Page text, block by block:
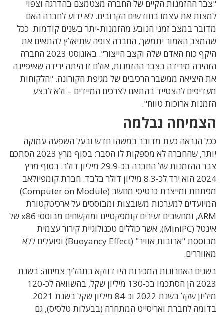
"צבר ההזמנות הקיים של החברה מצטמצם בהדרגה וצפוי
למצות את עצמו בחודשים הקרובים. לא ידוע לחברה האם
מדובר במצב זמני הנובע מהזמנות-יתר בשנים קודמות. ככל
שהמצב האמור יתמשך, החברה צופה שתיאלץ להתאים את
היקף כוח האדם שלה וקצב הייצור". באוגוסט 2023 החברה
הזהירה מירידה בצבר ההזמנות, אולם זו היתה ירידה שאיפיינה
את היציאה ממשבר הרכיבים של מגיפת הקורונה. "הלקוחות
מעדיפים להצטייד בהתאם לצרכים המיידים – ולא לבצע
הזמנות ארוכות טווח".
הצמיחה נבלמה
ככל הנראה כעת מדובר במשהו חדש ובעל השפעה עמוקה
יותר, שהחברה לא מספקות לו הסבר: בסוף מרץ 2023 הסתכם
צבר ההזמנות של החברה בכ-29.9 מיליון דולר. בסוף מרץ
2024 הוא ירד לכ-8.3 מיליון דולר בלבד. חברת קומפיולאב
מפתחת ומייצרת כרטיסי מחשב (Computer on Module)
המיועדים למערכות משובצות ומבוססים על ארכיטקטורת
ARM, ומחשבים זעירים קומפקטיים ומוקשחים מבוססי x86 של
אינטל (MiniPC), אשר כוללים טכנולוגיית קירור עצמית
מבוססת "ארובות אוויר" (Buoyancy Effect) ופועלים ללא
מאווררים.
בשנים האחרונות המכירות היו דווקא בתהליך צמיחה: בשנת
2023 הן הסתכמו בכ-130 מיליון שקל, בהשוואה לכ-120
מיליון שקל בשנת 2022 וכ-84 מיליון שקל בשנת 2021.
בדומה לחברת ואריסייט המתחרה (בבעלות טלסיס), גם